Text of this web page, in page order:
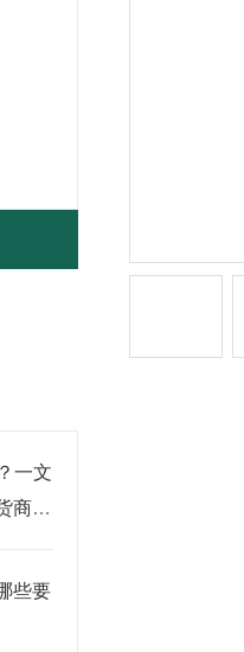
一文
商推
些要